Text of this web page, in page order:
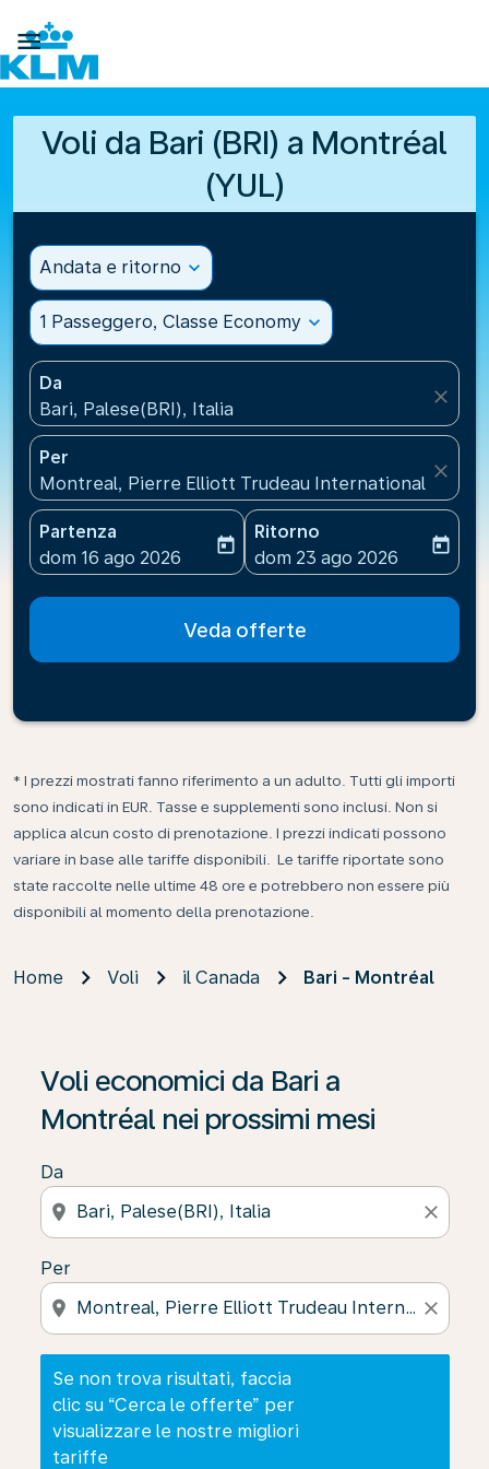

Voli da Bari (BRI) a Montréal
(YUL)
Andata e ritorno expand_more
1 Passeggero, Classe Economy expand_more
Da
Bari, Palese(BRI), Italia
close
Per
Montreal, Pierre Elliott Trudeau International
close
Partenza
fc-booking-departure-date-aria-label
dom 16 ago 2026
today
Ritorno
fc-booking-return-date-
dom 23 ago 2026
today
Veda offerte
* I prezzi mostrati fanno riferimento a un adulto. Tutti gli importi
sono indicati in EUR. Tasse e supplementi sono inclusi. Non si
applica alcun costo di prenotazione. I prezzi indicati possono
variare in base alle tariffe disponibili. Le tariffe riportate sono
state raccolte nelle ultime 48 ore e potrebbero non essere più
disponibili al momento della prenotazione.
Home Voli il Canada Bari - Montréal
Voli economici da Bari a
Montréal nei prossimi mesi
Da
location_on close
Per
location_on close
Se non trova risultati, faccia
clic su “Cerca le offerte” per
visualizzare le nostre migliori
tariffe
Se non trova risultati, faccia clic su “Cerca le offerte”